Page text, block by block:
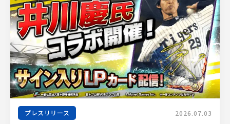
プレスリリース 2026.07.03